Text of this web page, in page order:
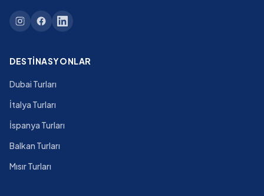
DESTINASYONLAR
Dubai Turları
İtalya Turları
İspanya Turları
Balkan Turları
Mısır Turları